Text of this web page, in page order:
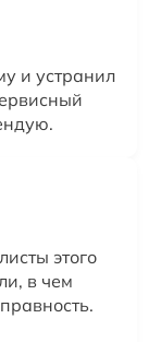
и устранил
этого
в чем